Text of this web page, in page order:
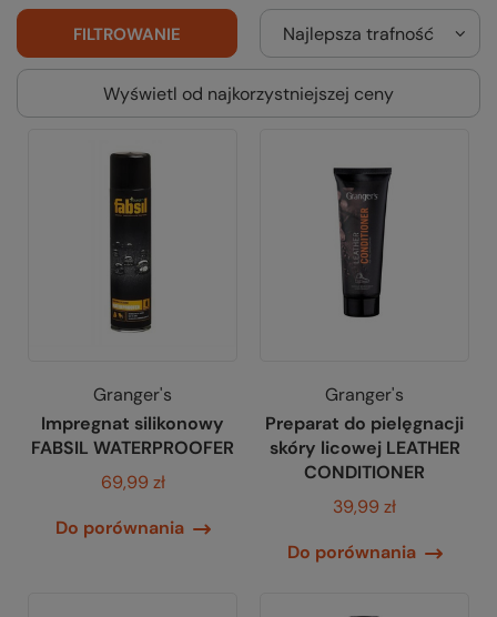
Najlepsza trafność
FILTROWANIE
Wyświetl od najkorzystniejszej ceny
Granger's
Impregnat silikonowy
FABSIL WATERPROOFER
69,99 zł
Do porównania
Granger's
Preparat do pielęgnacji
skóry licowej LEATHER
CONDITIONER
39,99 zł
Do porównania